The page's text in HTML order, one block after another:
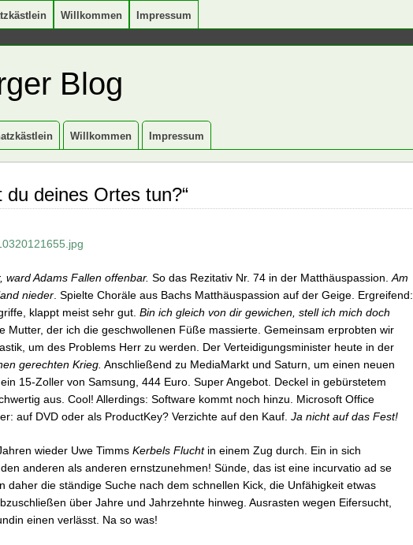
Willkommen Impressum
Blog
Willkommen Impressum
du deines Ortes tun?“
ward Adams Fallen offenbar. So das Rezitativ Nr. 74 in der Matthäuspassion. Am
nieder . Spielte Choräle aus Bachs Matthäuspassion auf der Geige. Ergreifend:
klappt meist sehr gut. Bin ich gleich von dir gewichen, stell ich mich doch
Mutter, der ich die geschwollenen Füße massierte. Gemeinsam erprobten wir
um des Problems Herr zu werden. Der Verteidigungsminister heute in der
gerechten Krieg. Anschließend zu MediaMarkt und Saturn, um einen neuen
15-Zoller von Samsung, 444 Euro. Super Angebot. Deckel in gebürstetem
aus. Cool! Allerdings: Software kommt noch hinzu. Microsoft Office
auf DVD oder als ProductKey? Verzichte auf den Kauf. Ja nicht auf das Fest!
wieder Uwe Timms Kerbels Flucht in einem Zug durch. Ein in sich
anderen als anderen ernstzunehmen! Sünde, das ist eine incurvatio ad se
daher die ständige Suche nach dem schnellen Kick, die Unfähigkeit etwas
über Jahre und Jahrzehnte hinweg. Ausrasten wegen Eifersucht,
einen verlässt. Na so was!